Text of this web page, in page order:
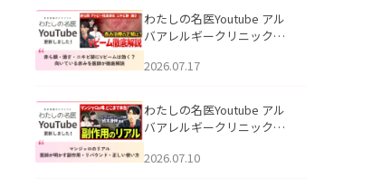
公開いたしました。
わたしの名医Youtube アル
バアレルギークリニック札
跡にVビームは効く？向いて
説」を公開いたしました。
2026.07.17
わたしの名医Youtube アル
バアレルギークリニック札
医師が明かす副作用・リバ
2026.07.10